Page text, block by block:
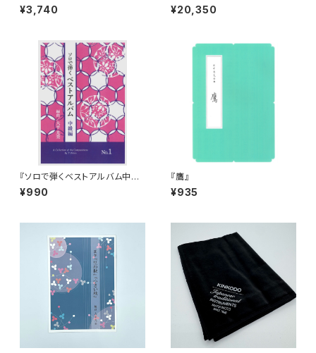
¥3,740 ¥20,350
『ソロで弾くベストアルバム中級
編 No.1 』
¥990
『鷹』
¥935